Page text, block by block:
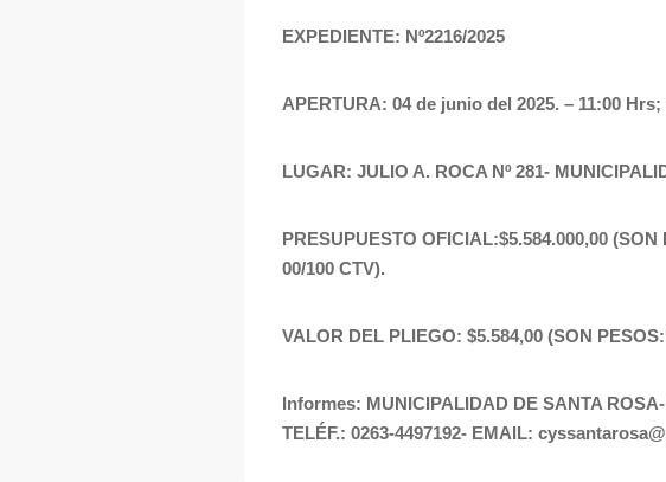
EXPEDIENTE: Nº2216/2025
APERTURA: 04 de junio del 2025. – 11:00
LUGAR: JULIO A. ROCA Nº 281-
PRESUPUESTO OFICIAL:$5.584.000,00
00/100 CTV).
VALOR DEL PLIEGO: $5.584,00 (SON
Informes: MUNICIPALIDAD DE SANTA
TELÉF.: 0263-4497192- EMAIL: